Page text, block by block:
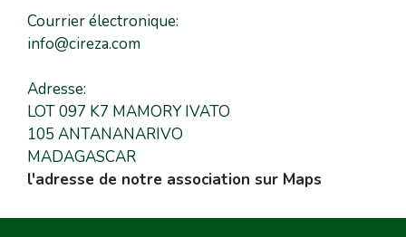
Courrier électronique:
info@cireza.com
Adresse:
LOT 097 K7 MAMORY IVATO
105 ANTANANARIVO
MADAGASCAR
l'adresse de notre association sur Maps